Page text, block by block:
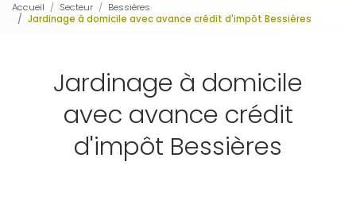
Accueil Secteur
Bessières
Jardinage à domicile avec avance crédit d'impôt Bessières
Jardinage à domicile
avec avance crédit
d'impôt Bessières